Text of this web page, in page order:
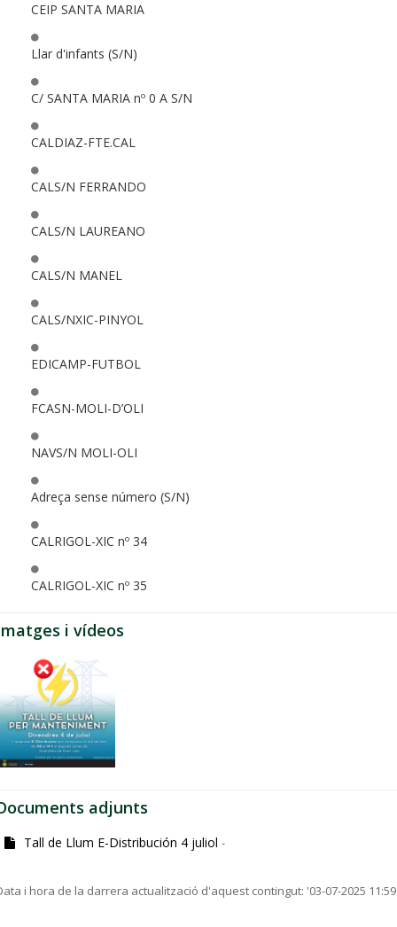
CEIP SANTA MARIA
Llar d'infants (S/N)
C/ SANTA MARIA nº 0 A S/N
CALDIAZ-FTE.CAL
CALS/N FERRANDO
CALS/N LAUREANO
CALS/N MANEL
CALS/NXIC-PINYOL
EDICAMP-FUTBOL
FCASN-MOLI-D’OLI
NAVS/N MOLI-OLI
Adreça sense número (S/N)
CALRIGOL-XIC nº 34
CALRIGOL-XIC nº 35
i vídeos
adjunts
Tall de Llum E-Distribución 4 juliol -
i hora de la darrera actualització d'aquest contingut: '03-07-2025 11:59